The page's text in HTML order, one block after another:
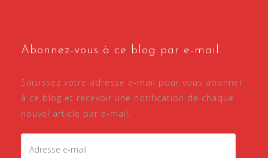
Abonnez-vous à ce blog par e-mail.
Saisissez votre adresse e-mail pour vous abonner
à ce blog et recevoir une notification de chaque
nouvel article par e-mail.